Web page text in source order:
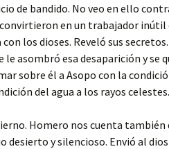
de bandido. No veo en ello
en un trabajador inútil
los dioses. Reveló sus
asombró esa desaparición y se
sobre él a Asopo con la
del agua a los rayos celestes.
Homero nos cuenta también
y silencioso. Envió al